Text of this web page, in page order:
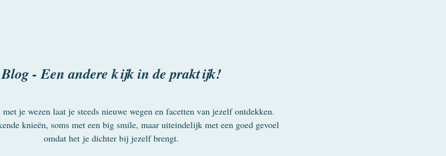
Blog - Een andere kijk in de praktijk!
je wezen laat je steeds nieuwe wegen en facetten van jezelf ontdekken.
knieën, soms met een big smile, maar uiteindelijk met een goed gevoel
omdat het je dichter bij jezelf brengt.